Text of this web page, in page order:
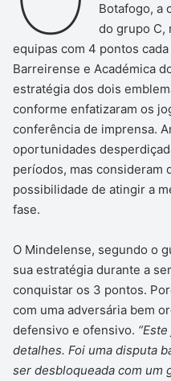
Botafogo, a
do grupo C,
equipas com 4 pontos
Barreirense e Académica
estratégia dos dois
conforme enfatizaram os
conferência de imprensa.
oportunidades
períodos, mas consideram
possibilidade de atingir a
fase.
O Mindelense, segundo o
sua estratégia durante a
conquistar os 3 pontos.
com uma adversária bem
defensivo e ofensivo.
detalhes. Foi uma disputa
ser desbloqueada com um